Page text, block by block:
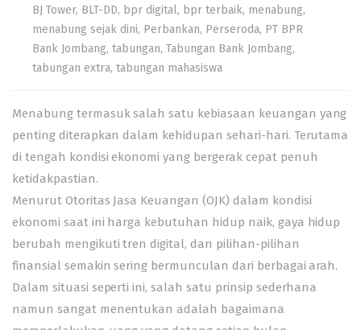
BJ Tower, BLT-DD, bpr digital, bpr terbaik, menabung,
menabung sejak dini, Perbankan, Perseroda, PT BPR
Bank Jombang, tabungan, Tabungan Bank Jombang,
tabungan extra, tabungan mahasiswa
Menabung termasuk salah satu kebiasaan keuangan yang
penting diterapkan dalam kehidupan sehari-hari. Terutama
di tengah kondisi ekonomi yang bergerak cepat penuh
ketidakpastian.
Menurut Otoritas Jasa Keuangan (OJK) dalam kondisi
ekonomi saat ini harga kebutuhan hidup naik, gaya hidup
berubah mengikuti tren digital, dan pilihan-pilihan
finansial semakin sering bermunculan dari berbagai arah.
Dalam situasi seperti ini, salah satu prinsip sederhana
namun sangat menentukan adalah bagaimana